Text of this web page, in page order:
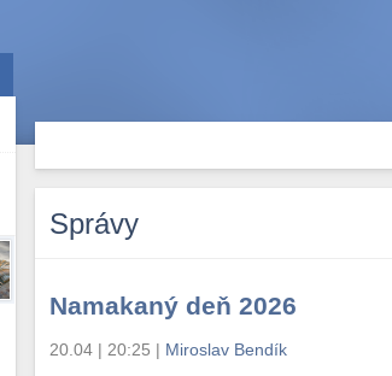
Správy
Namakaný deň 2026
20.04 | 20:25 | Miroslav Bendík